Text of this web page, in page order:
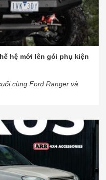
hệ mới lên gói phụ kiện
cùng Ford Ranger và